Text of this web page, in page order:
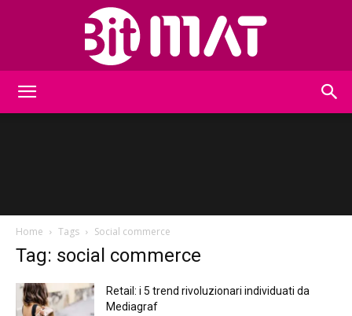
Home Tags Social commerce
Tag: social commerce
Retail: i 5 trend rivoluzionari individuati da
Mediagraf